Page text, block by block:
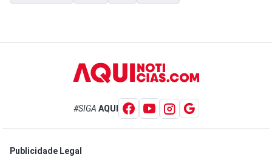
#SIGA AQUI
Publicidade Legal